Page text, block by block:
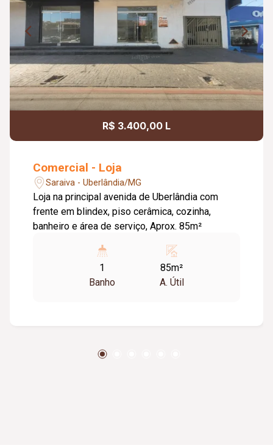
R$ 3.400,00 L
Comercial - Loja
Saraiva - Uberlândia/MG
Loja na principal avenida de Uberlândia com
frente em blindex, piso cerâmica, cozinha,
banheiro e área de serviço, Aprox. 85m²
1
Banho
85m²
A. Útil